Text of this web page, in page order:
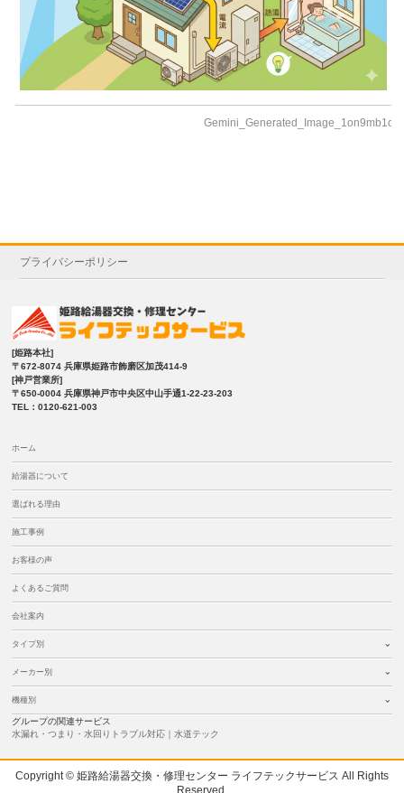
プライバシーポリシー
[姫路本社]
〒672-8074 兵庫県姫路市飾磨区加茂414-9
[神戸営業所]
〒650-0004 兵庫県神戸市中央区中山手通1-22-23-203
TEL：0120-621-003
ホーム
給湯器について
選ばれる理由
施工事例
お客様の声
よくあるご質問
会社案内
タイプ別
メーカー別
機種別
グループの関連サービス
水漏れ・つまり・水回りトラブル対応｜水道テック
Copyright © 姫路給湯器交換・修理センター ライフテックサービス All Rights